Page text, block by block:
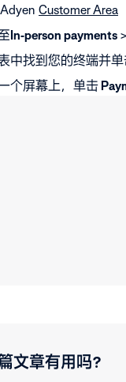
Customer Area
In-person payments >
中找到您的终端并
个屏幕上，单击
文章有用吗？